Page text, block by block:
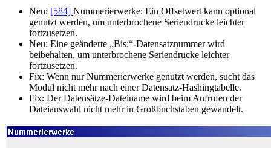
Neu: [584] Nummerierwerke: Ein Offsetwert kann optional
genutzt werden, um unterbrochene Seriendrucke leichter
fortzusetzen.
Neu: Eine geänderte Bis: -Datensatznummer wird
beibehalten, um unterbrochene Seriendrucke leichter
fortzusetzen.
Fix: Wenn nur Nummerierwerke genutzt werden, sucht das
Modul nicht mehr nach einer Datensatz-Hashingtabelle.
Fix: Der Datensätze-Dateiname wird beim Aufrufen der
Dateiauswahl nicht mehr in Großbuchstaben gewandelt.